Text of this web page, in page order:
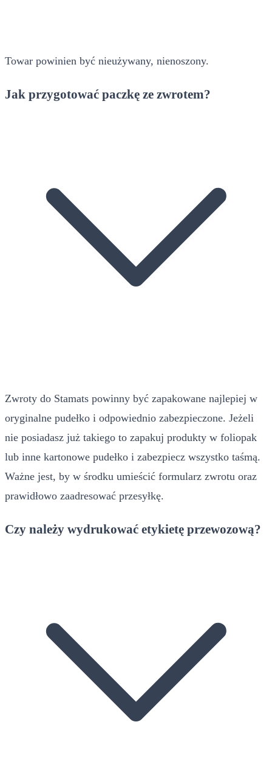
Towar powinien być nieużywany, nienoszony.
Jak przygotować paczkę ze zwrotem?
Zwroty do Stamats powinny być zapakowane najlepiej w
oryginalne pudełko i odpowiednio zabezpieczone. Jeżeli
nie posiadasz już takiego to zapakuj produkty w foliopak
lub inne kartonowe pudełko i zabezpiecz wszystko taśmą.
Ważne jest, by w środku umieścić formularz zwrotu oraz
prawidłowo zaadresować przesyłkę.
Czy należy wydrukować etykietę przewozową?